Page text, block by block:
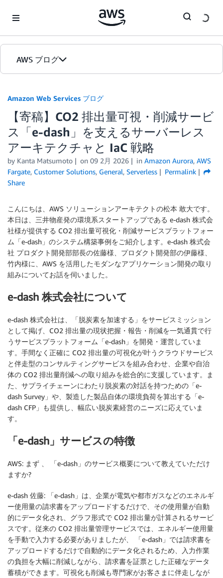
AWS ブログ
カテゴリ
エディション
Amazon Web Services ブログ
【寄稿】CO2 排出量可視・削減サービ
ス「e-dash」を支えるサーバーレス
アーキテクチャと IaC 戦略
by Kanta Matsumoto on 09 2月 2026 in Amazon Aurora, AWS
Fargate, Customer Solutions, General, Serverless
Permalink
Share
こんにちは、AWS ソリューションアーキテクトの松本 敢大です。
本日は、三井物産発の環境系スタートアップである e-dash 株式会
社様が提供する CO2 排出量可視化・削減サービスプラットフォー
ム「e-dash」のシステム構築事例をご紹介します。e-dash 株式会
社 プロダクト開発部部長の佐藤様、プロダクト開発部の伊藤様、
竹内様に、AWS を活用したモダンなアプリケーション開発の取り
組みについてお話を伺いました。
e-dash 株式会社について
e-dash 株式会社は、「脱炭素を加速する」をサービスミッション
として掲げ、CO2 排出量の現状把握・報告・削減を一気通貫で行
うサービスプラットフォーム「e-dash」を開発・運営していま
す。手間なく正確に CO2 排出量の可視化が叶うクラウドサービス
と伴走型のコンサルティングサービスを組み合わせ、企業や自治
体の CO2 排出量削減への取り組みを総合的に支援しています。ま
た、サプライチェーンにわたり脱炭素の対話を持つための「e-
dash Survey」や、製造した製品自体の環境負荷を算出する「e-
dash CFP」も提供し、幅広い脱炭素経営のニーズに応えていま
す。
「e-dash」サービスの特徴
AWS: まず 、 「e-dash」のサービス概要について教えていただけ
ますか?
e-dash 佐藤: 「e-dash」は、企業が電気や都市ガスなどのエネルギ
ー使用量の請求書をアップロードするだけで、その使用量が自動
的にデータ化され、グラフ形式で CO2 排出量が計算されるサービ
スです。従来の CO2 排出量管理サービスでは、エネルギー使用量
を手動で入力する必要がありましたが、 「e-dash」では請求書を
アップロードするだけで自動的にデータ化されるため、入力作業
の負担を大幅に削減しながら、請求書を証票とした正確なデータ
蓄積ができます。可視化も削減も専門家がお客さまに伴走しなが